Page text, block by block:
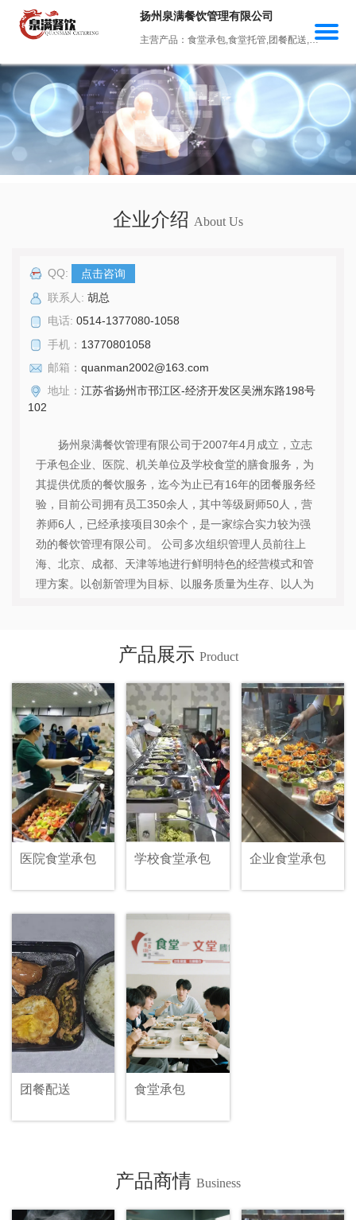
扬州泉满餐饮管理有限公司
主营产品：食堂承包,食堂托管,团餐配送,企业食堂承包,学校食堂承包
企业介绍 About Us
QQ:
点击咨询
联系人: 胡总
电话: 0514-1377080-1058
手机： 13770801058
邮箱： quanman2002@163.com
地址： 江苏省扬州市邗江区-经济开发区吴洲东路198号
102
扬州泉满餐饮管理有限公司于2007年4月成立，立志
于承包企业、医院、机关单位及学校食堂的膳食服务，为
其提供优质的餐饮服务，迄今为止已有16年的团餐服务经
验，目前公司拥有员工350余人，其中等级厨师50人，营
养师6人，已经承接项目30余个，是一家综合实力较为强
劲的餐饮管理有限公司。 公司多次组织管理人员前往上
海、北京、成都、天津等地进行鲜明特色的经营模式和管
理方案。以创新管理为目标、以服务质量为生存、以人为
直秉承“守法经营、诚信经营、规模经营、永续经营”的经
营理念，以“人无我有，人有我优，务实为根，诚信为
本”的服务宗旨，不断追求完善与进步。...
查看详情
产品展示 Product
医院食堂承包 学校食堂承包 企业食堂承包
团餐配送 食堂承包
产品商情 Business